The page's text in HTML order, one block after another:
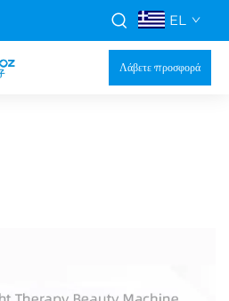
EL
Λάβετε προσφορά